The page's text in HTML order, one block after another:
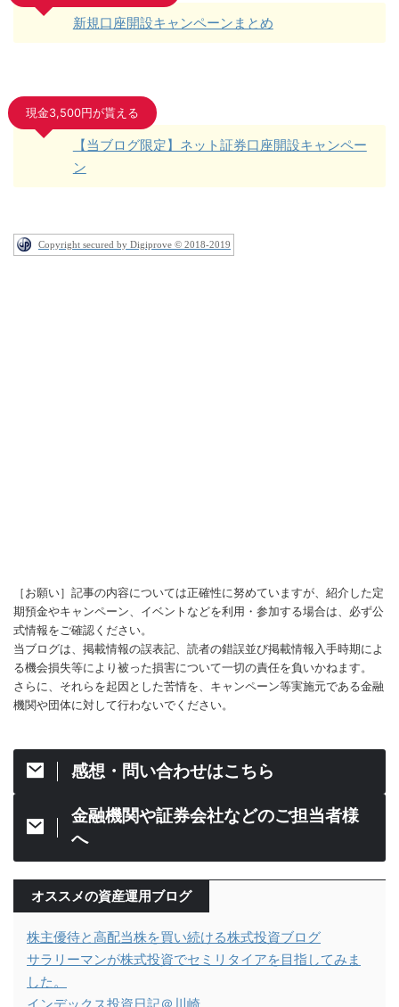
新規口座開設キャンペーンまとめ
現金3,500円が貰える
【当ブログ限定】ネット証券口座開設キャンペー
ン
Copyright secured by Digiprove © 2018-2019
［お願い］記事の内容については正確性に努めていますが、紹介した定
期預金やキャンペーン、イベントなどを利用・参加する場合は、必ず公
式情報をご確認ください。
当ブログは、掲載情報の誤表記、読者の錯誤並び掲載情報入手時期によ
る機会損失等により被った損害について一切の責任を負いかねます。
さらに、それらを起因とした苦情を、キャンペーン等実施元である金融
機関や団体に対して行わないでください。
感想・問い合わせはこちら
金融機関や証券会社などのご担当者様
へ
オススメの資産運用ブログ
株主優待と高配当株を買い続ける株式投資ブログ
サラリーマンが株式投資でセミリタイアを目指してみま
した。